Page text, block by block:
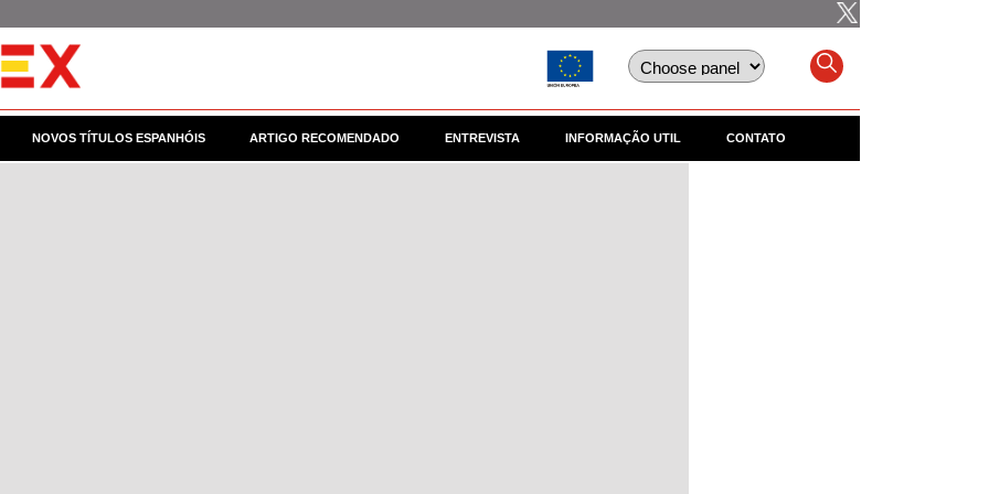
NOVOS TÍTULOS ESPANHÓIS ARTIGO RECOMENDADO ENTREVISTA INFORMAÇÃO UTIL CONTATO